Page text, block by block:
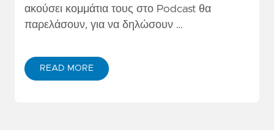
ακούσει κομμάτια τους στο Podcast θα
παρελάσουν, για να δηλώσουν …
READ MORE